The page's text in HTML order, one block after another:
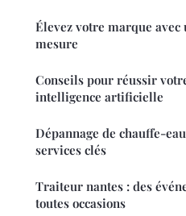
Élevez votre marque
mesure
Conseils pour réussir
intelligence artificielle
Dépannage de chauffe-
services clés
Traiteur nantes : des
toutes occasions